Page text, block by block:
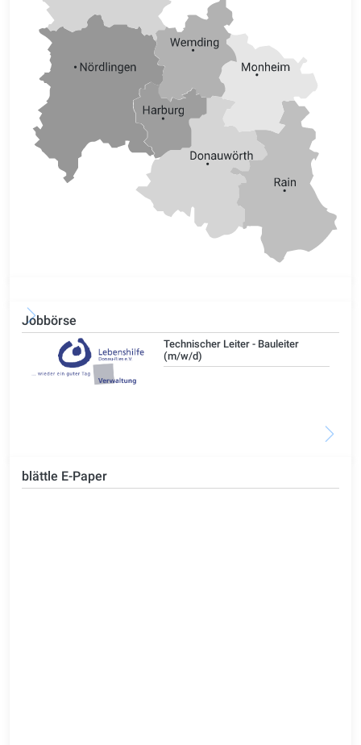
Jobbörse
Technischer Leiter - Bauleiter
(m/w/d)
blättle E-Paper